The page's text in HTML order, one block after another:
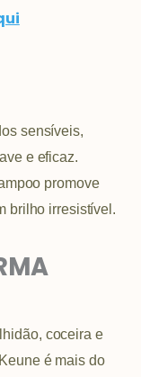
sensíveis,
e eficaz.
promove
brilho irresistível.
coceira e
é mais do